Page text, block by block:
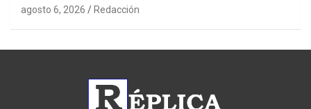
agosto 6, 2026 Redacción